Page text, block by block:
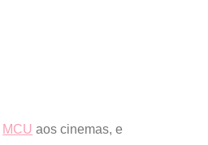
MCU aos cinemas, e